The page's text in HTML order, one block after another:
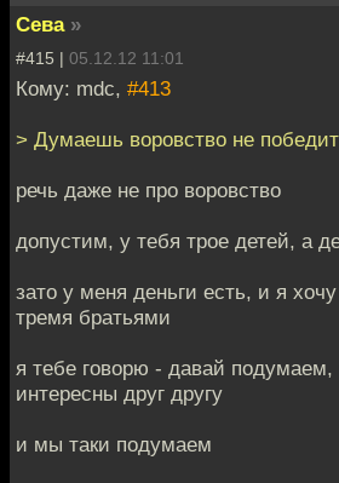
Сева »
#415 | 05.12.12 11:01
Кому: mdc, #413
> Думаешь воровство не
речь даже не про воровство
допустим, у тебя трое детей, а
зато у меня деньги есть, и я
тремя братьями
я тебе говорю - давай
интересны друг другу
и мы таки подумаем